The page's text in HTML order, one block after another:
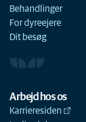
Behandlinger
For dyreejere
Dit besøg
Arbejd hos os
Karrieresiden